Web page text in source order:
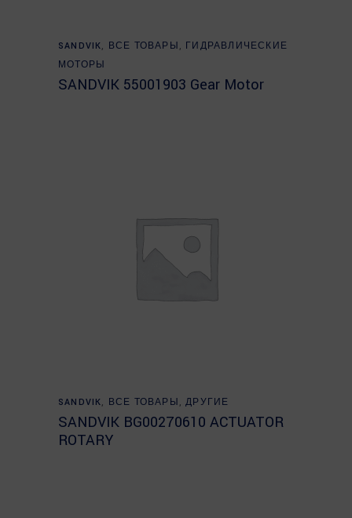
Read more
SANDVIK, ВСЕ ТОВАРЫ , ГИДРАВЛИЧЕСКИЕ
МОТОРЫ
SANDVIK 55001903 Gear Motor
Read more
SANDVIK, ВСЕ ТОВАРЫ ,ДРУГИЕ
SANDVIK BG00270610 ACTUATOR
ROTARY